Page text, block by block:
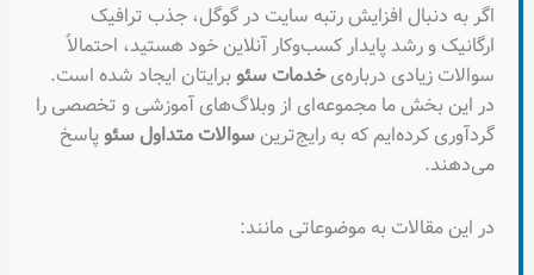
اگر به دنبال افزایش رتبه سایت در گوگل، جذب ترافیک
ارگانیک و رشد پایدار کسب‌وکار آنلاین خود هستید، احتمالاً
سوالات زیادی درباره‌یخدمات سئوبرایتان ایجاد شده است.
در این بخش ما مجموعه‌ای از وبلاگ‌های آموزشی و تخصصی را
گردآوری کرده‌ایم که به رایج‌ترین سوالات متداول سئوپاسخ
می‌دهند.
در این مقالات به موضوعاتی مانند: